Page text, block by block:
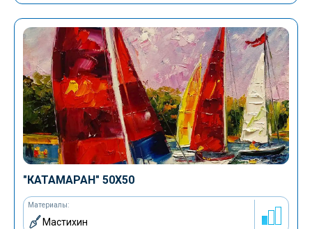
"КАТАМАРАН" 50Х50
Материалы:
Мастихин